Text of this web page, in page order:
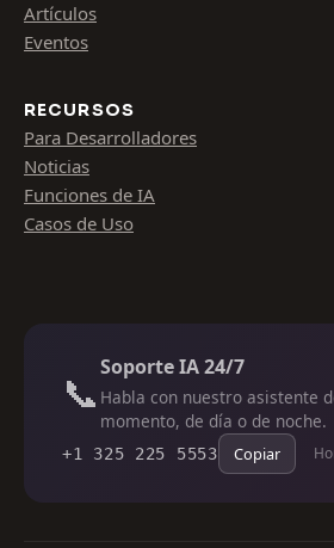
Artículos
Eventos
RECURSOS
Para Desarrolladores
Noticias
Funciones de IA
Casos de Uso
📞Soporte IA 24/7
Habla con nuestro asistente
momento, de día o de noche.
+1 325 225 5553 Copiar